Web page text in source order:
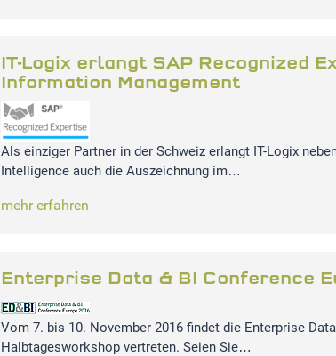
IT-Logix erlangt SAP Recognized
Information Management
Als einziger Partner in der Schweiz erlangt IT-Logix
Intelligence auch die Auszeichnung im…
mehr erfahren
Enterprise Data & BI Conference
Vom 7. bis 10. November 2016 findet die Enterprise
Halbtagesworkshop vertreten. Seien Sie…